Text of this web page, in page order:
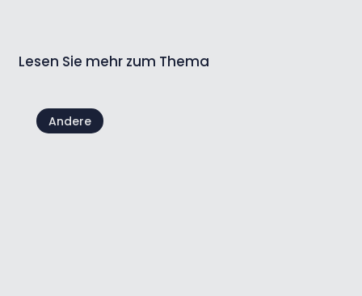
Lesen Sie mehr zum Thema
Andere